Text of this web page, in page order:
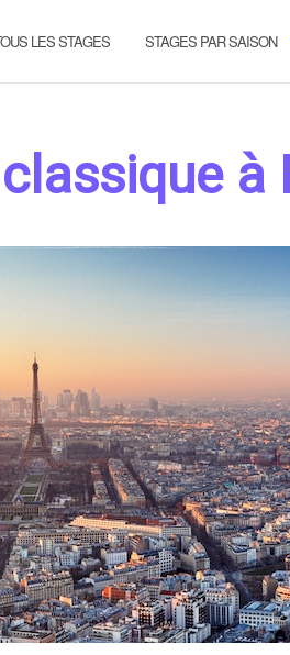
LES STAGES STAGES PAR SAISON
à